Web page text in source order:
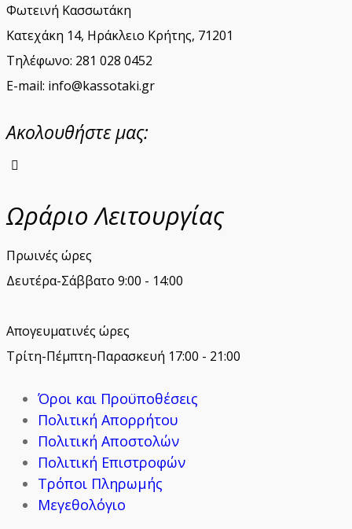
Φωτεινή Κασσωτάκη
Κατεχάκη 14, Ηράκλειο Κρήτης, 71201
Τηλέφωνο: 281 028 0452
E-mail: info@kassotaki.gr
Ακολουθήστε μας:
instagram
Ωράριο Λειτουργίας
Πρωινές ώρες
Δευτέρα-Σάββατο 9:00 - 14:00
Απογευματινές ώρες
Τρίτη-Πέμπτη-Παρασκευή 17:00 - 21:00
Όροι και Προϋποθέσεις
Πολιτική Απορρήτου
Πολιτική Αποστολών
Πολιτική Επιστροφών
Τρόποι Πληρωμής
Μεγεθολόγιο